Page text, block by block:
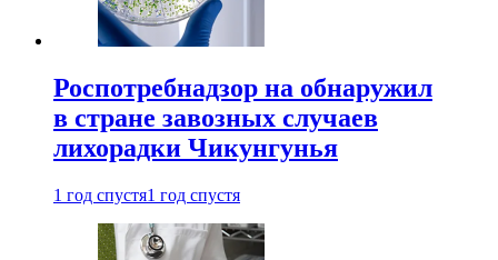
Роспотребнадзор на обнаружил
в стране завозных случаев
лихорадки Чикунгунья
1 год спустя1 год спустя